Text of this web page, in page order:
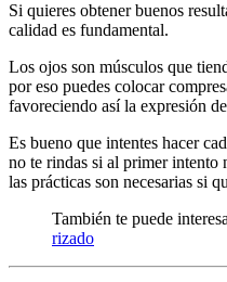
Si quieres obtener buenos
calidad es fundamental.
Los ojos son músculos que
por eso puedes colocar
favoreciendo así la expresión
Es bueno que intentes hacer
no te rindas si al primer intento
las prácticas son necesarias si
También te puede
rizado